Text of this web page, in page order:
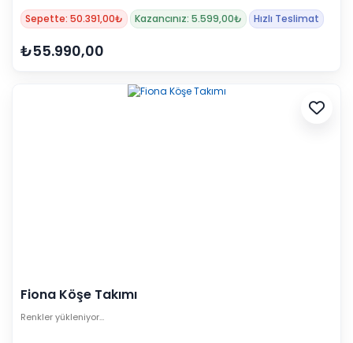
Sepette: 50.391,00₺ Kazancınız: 5.599,00₺ Hızlı Teslimat
₺55.990,00
Fiona Köşe Takımı
Renkler yükleniyor…